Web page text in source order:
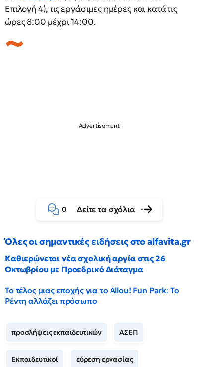
Επιλογή 4), τις εργάσιμες ημέρες και κατά τις
ώρες 8:00 μέχρι 14:00.
0 Δείτε τα σχόλια
Όλες οι σημαντικές ειδήσεις στο alfavita.gr
Καθιερώνεται νέα σχολική αργία στις 26
Οκτωβρίου με Προεδρικό Διάταγμα
Το τέλος μιας εποχής για το Allou! Fun Park: Το
Ρέντη αλλάζει πρόσωπο
προσλήψεις εκπαιδευτικών ΑΣΕΠ
Εκπαιδευτικοί εύρεση εργασίας